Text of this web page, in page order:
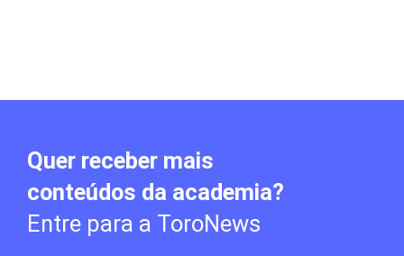
Quer receber mais
conteúdos da academia?
Entre para a ToroNews